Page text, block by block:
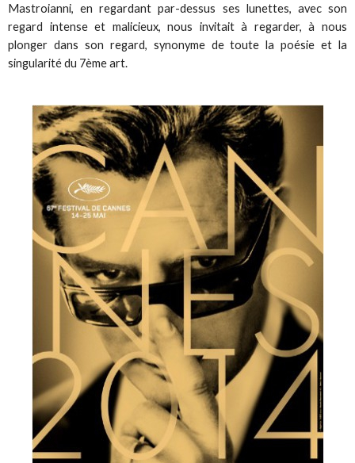
Mastroianni, en regardant par-dessus ses lunettes, avec son
regard intense et malicieux, nous invitait à regarder, à nous
plonger dans son regard, synonyme de toute la poésie et la
singularité du 7ème art.